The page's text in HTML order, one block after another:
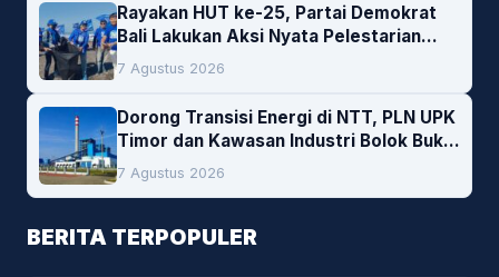
Rayakan HUT ke-25, Partai Demokrat
Bali Lakukan Aksi Nyata Pelestarian
Lingkungan
7 Agustus 2026
Dorong Transisi Energi di NTT, PLN UPK
Timor dan Kawasan Industri Bolok Buka
Peluang Investasi Woodchip untuk
Cofiring PLTU Bolok
7 Agustus 2026
BERITA TERPOPULER